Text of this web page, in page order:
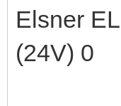
Elsner
(24V) 0